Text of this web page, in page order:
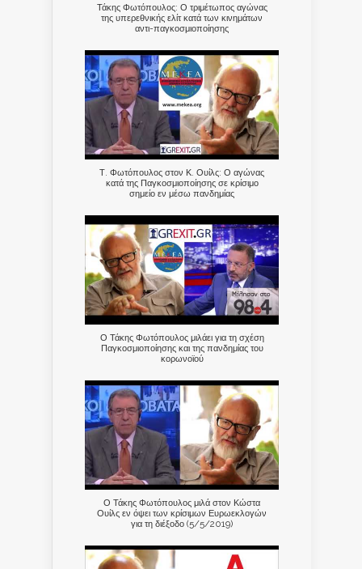
Τάκης Φωτόπουλος: Ο τριμέτωπος αγώνας
της υπερεθνικής ελίτ κατά των κινημάτων
αντι-παγκοσμιοποίησης
Τ. Φωτόπουλος στον Κ. Ουίλς: Ο αγώνας
κατά της Παγκοσμιοποίησης σε κρίσιμο
σημείο εν μέσω πανδημίας
Ο Τάκης Φωτόπουλος μιλάει για τη σχέση
Παγκοσμιοποίησης και της πανδημίας του
κορωνοϊού
Ο Τάκης Φωτόπουλος μιλά στον Κώστα
Ουίλς εν όψει των κρίσιμων Ευρωεκλογών
για τη διέξοδο (5/5/2019)